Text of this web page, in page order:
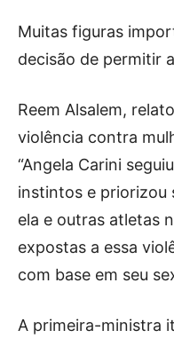
Muitas figuras
decisão de permitir
Reem Alsalem,
violência contra
“Angela Carini
instintos e priorizou
ela e outras atletas
expostas a essa
com base em seu
A primeira-ministra